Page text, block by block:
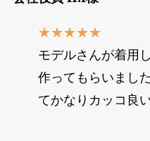
★★★★★
モデルさんが着用
作ってもらいまし
てかなりカッコ良